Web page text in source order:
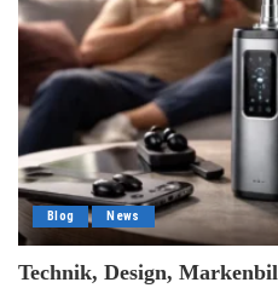
Blog News
Technik, Design,